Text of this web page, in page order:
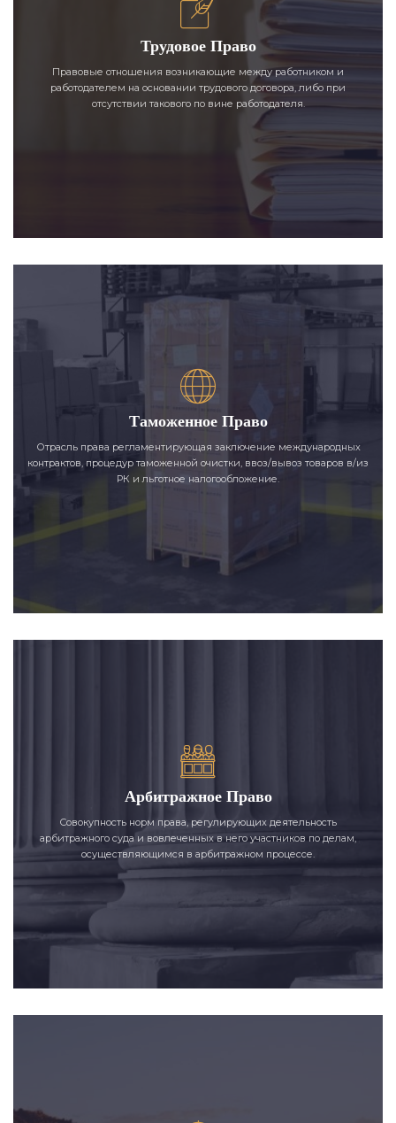
Трудовое Право
Правовые отношения возникающие между работником и
работодателем на основании трудового договора, либо при
отсутствии такового по вине работодателя.
Таможенное Право
Отрасль права регламентирующая заключение международных
контрактов, процедур таможенной очистки, ввоз/вывоз товаров в/из
РК и льготное налогообложение.
Арбитражное Право
Совокупность норм права, регулирующих деятельность
арбитражного суда и вовлеченных в него участников по делам,
осуществляющимся в арбитражном процессе.